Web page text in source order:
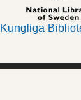
Kungliga